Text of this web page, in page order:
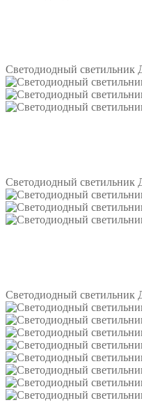
Светодиодный светильник
Светодиодный
Светодиодный светильник